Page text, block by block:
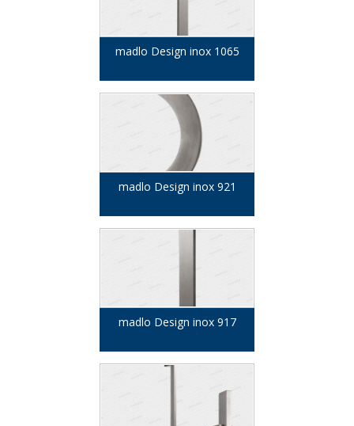
madlo Design inox 1065
madlo Design inox 921
madlo Design inox 917